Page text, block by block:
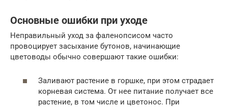
Основные ошибки при уходе
Неправильный уход за фаленопсисом часто
провоцирует засыхание бутонов, начинающие
цветоводы обычно совершают такие ошибки:
Заливают растение в горшке, при этом страдает
корневая система. От нее питание получает все
растение, в том числе и цветонос. При